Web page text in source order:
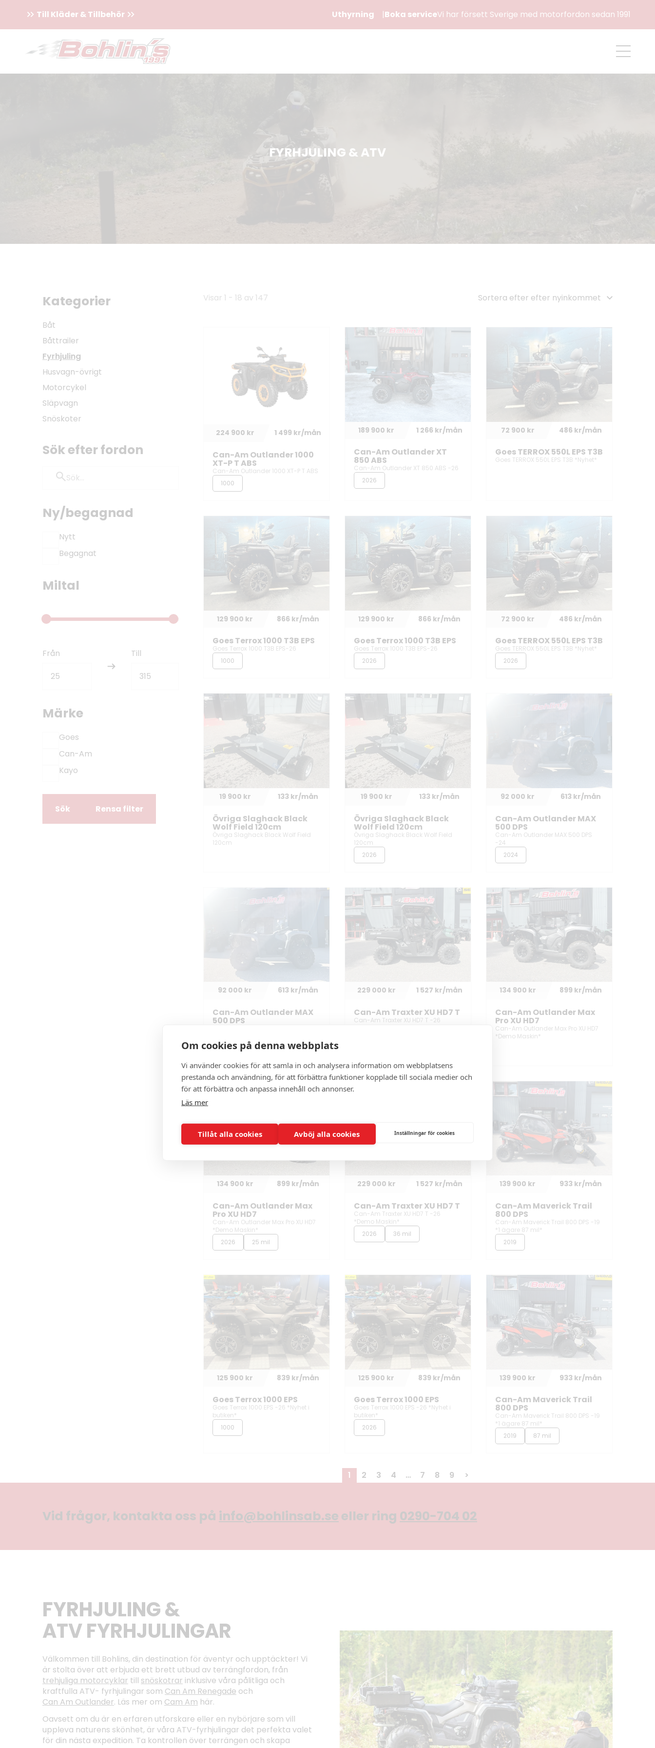
Om cookies på denna webbplats
Vi använder cookies för att samla in och analysera information om webbplatsens
prestanda och användning, för att förbättra funktioner kopplade till sociala medier och
för att förbättra och anpassa innehåll och annonser.
Läs mer
Tillåt alla cookies Avböj alla cookies Inställningar för cookies
Till Kläder & Tillbehör Uthyrning Boka serviceVi har försett Sverige med motorfordon sedan 1991
FYRHJULING & ATV
Kategorier
Båt
Båttrailer
Fyrhjuling
Husvagn-övrigt
Motorcykel
Släpvagn
Snöskoter
Sök efter fordon
Ny/begagnad
Nytt
Begagnat
Miltal
Från Till
Märke
Goes
Can-Am
Kayo
Sök Rensa filter
Visar 1 - 18 av 147
224 900 kr 1 499 kr/mån
Can-Am Outlander 1000
XT-P T ABS
Can-Am Outlander 1000 XT-P T ABS
1000
189 900 kr 1 266 kr/mån
Can-Am Outlander XT
850 ABS
Can-Am Outlander XT 850 ABS -26
2026
72 900 kr 486 kr/mån
Goes TERROX 550L EPS T3B
Goes TERROX 550L EPS T3B *Nyhet*
129 900 kr 866 kr/mån
Goes Terrox 1000 T3B EPS
Goes Terrox 1000 T3B EPS-26
1000
129 900 kr 866 kr/mån
Goes Terrox 1000 T3B EPS
Goes Terrox 1000 T3B EPS-26
2026
72 900 kr 486 kr/mån
Goes TERROX 550L EPS T3B
Goes TERROX 550L EPS T3B *Nyhet*
2026
19 900 kr 133 kr/mån
Övriga Slaghack Black
Wolf Field 120cm
Övriga Slaghack Black Wolf Field
120cm
19 900 kr 133 kr/mån
Övriga Slaghack Black
Wolf Field 120cm
Övriga Slaghack Black Wolf Field
120cm
2026
92 000 kr 613 kr/mån
Can-Am Outlander MAX
500 DPS
Can-Am Outlander MAX 500 DPS
-24
2024
92 000 kr 613 kr/mån
Can-Am Outlander MAX
500 DPS
2024
315 mil
229 000 kr 1 527 kr/mån
Can-Am Traxter XU HD7 T
Can-Am Traxter XU HD7 T -26
134 900 kr 899 kr/mån
Can-Am Outlander Max
Pro XU HD7
Can-Am Outlander Max Pro XU HD7
*Demo Maskin*
134 900 kr 899 kr/mån
Can-Am Outlander Max
Pro XU HD7
Can-Am Outlander Max Pro XU HD7
*Demo Maskin*
2026
25 mil
229 000 kr 1 527 kr/mån
Can-Am Traxter XU HD7 T
Can-Am Traxter XU HD7 T -26
*Demo Maskin*
2026
36 mil
139 900 kr 933 kr/mån
Can-Am Maverick Trail
800 DPS
Can-Am Maverick Trail 800 DPS -19
*1 ägare 87 mil*
2019
125 900 kr 839 kr/mån
Goes Terrox 1000 EPS
Goes Terrox 1000 EPS -26 *Nyhet i
butiken*
1000
125 900 kr 839 kr/mån
Goes Terrox 1000 EPS
Goes Terrox 1000 EPS -26 *Nyhet i
butiken*
2026
139 900 kr 933 kr/mån
Can-Am Maverick Trail
800 DPS
Can-Am Maverick Trail 800 DPS -19
*1 ägare 87 mil*
2019
87 mil
1 2 3 4 … 7 8 9 >
Vid frågor, kontakta oss på info@bohlinsab.se eller ring 0290-704 02
FYRHJULING &
ATV FYRHJULINGAR
Välkommen till Bohlins, din destination för äventyr och upptäckter! Vi
är stolta över att erbjuda ett brett utbud av terrängfordon, från
trehjuliga motorcyklar till snöskotrar inklusive våra pålitliga och
kraftfulla ATV- fyrhjulingar som Can Am Renegade och
Can Am Outlander. Läs mer om Cam Am här.
Oavsett om du är en erfaren utforskare eller en nybörjare som vill
uppleva naturens skönhet, är våra ATV-fyrhjulingar det perfekta valet
för din nästa expedition. Ta kontrollen över terrängen och skapa